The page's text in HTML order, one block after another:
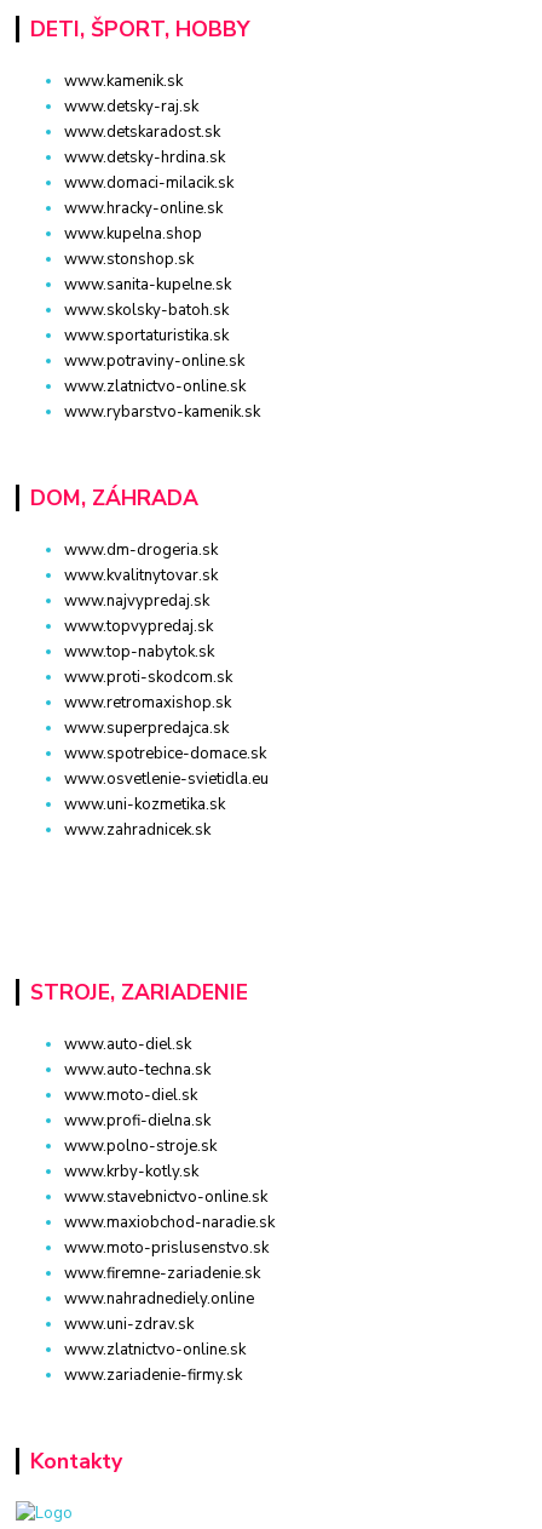
DETI, ŠPORT, HOBBY
www.kamenik.sk
www.detsky-raj.sk
www.detskaradost.sk
www.detsky-hrdina.sk
www.domaci-milacik.sk
www.hracky-online.sk
www.kupelna.shop
www.stonshop.sk
www.sanita-kupelne.sk
www.skolsky-batoh.sk
www.sportaturistika.sk
www.potraviny-online.sk
www.zlatnictvo-online.sk
www.rybarstvo-kamenik.sk
DOM, ZÁHRADA
www.dm-drogeria.sk
www.kvalitnytovar.sk
www.najvypredaj.sk
www.topvypredaj.sk
www.top-nabytok.sk
www.proti-skodcom.sk
www.retromaxishop.sk
www.superpredajca.sk
www.spotrebice-domace.sk
www.osvetlenie-svietidla.eu
www.uni-kozmetika.sk
www.zahradnicek.sk
STROJE, ZARIADENIE
www.auto-diel.sk
www.auto-techna.sk
www.moto-diel.sk
www.profi-dielna.sk
www.polno-stroje.sk
www.krby-kotly.sk
www.stavebnictvo-online.sk
www.maxiobchod-naradie.sk
www.moto-prislusenstvo.sk
www.firemne-zariadenie.sk
www.nahradnediely.online
www.uni-zdrav.sk
www.zlatnictvo-online.sk
www.zariadenie-firmy.sk
Kontakty